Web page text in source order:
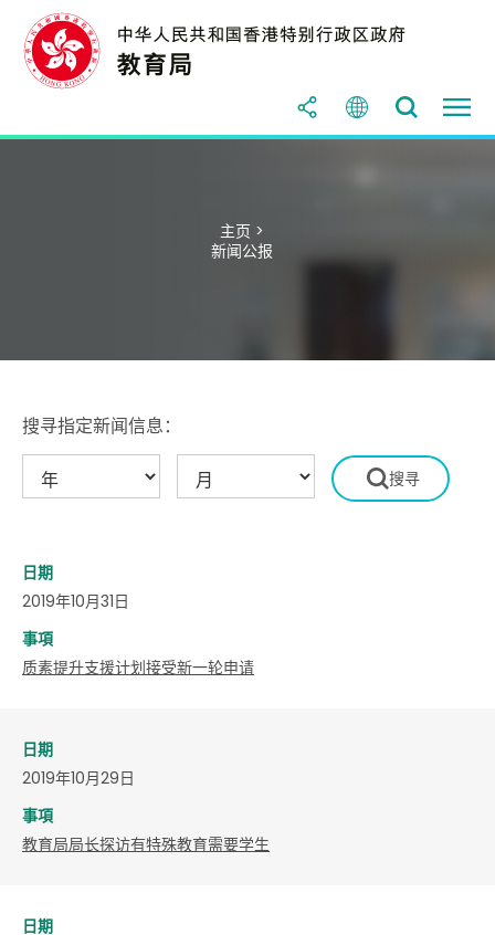
主页 >
新闻公报
搜寻指定新闻信息：
日期
2019年10月31日
事項
质素提升支援计划接受新一轮申请
日期
2019年10月29日
事項
教育局局长探访有特殊教育需要学生
日期